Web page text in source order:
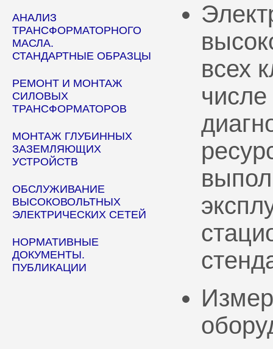
АНАЛИЗ
ТРАНСФОРМАТОРНОГО
МАСЛА.
СТАНДАРТНЫЕ ОБРАЗЦЫ
РЕМОНТ И МОНТАЖ
СИЛОВЫХ
ТРАНСФОРМАТОРОВ
МОНТАЖ ГЛУБИННЫХ
ЗАЗЕМЛЯЮЩИХ
УСТРОЙСТВ
ОБСЛУЖИВАНИЕ
ВЫСОКОВОЛЬТНЫХ
ЭЛЕКТРИЧЕСКИХ СЕТЕЙ
НОРМАТИВНЫЕ
ДОКУМЕНТЫ.
ПУБЛИКАЦИИ
всех